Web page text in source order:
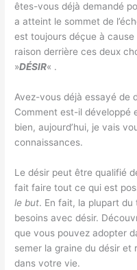
êtes-vous déjà demandé
a atteint le sommet de
est toujours déçue à cause
raison derrière ces deux
»DÉSIR« .
Avez-vous déjà essayé de
Comment est-il développé
bien, aujourd’hui, je vais
connaissances.
Le désir peut être qualifié
fait faire tout ce qui est
le but. En fait, la plupart
besoins avec désir.
que vous pouvez adopter
semer la graine du désir
dans votre vie.